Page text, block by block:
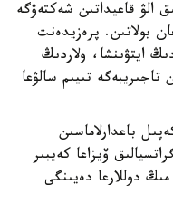
الۋ قاعيداتىن شەكتەۋگە
بولاتىن. پرەزيدەنت
ايتۋىنشا، ولاردىڭ
تىيىم سالۋعا
باعدارلاماسىن
ۆيزاعا كەيبىر
ءوتىنىش بەرۋشىلەر 100 مىڭنان 250 مىڭ دوللارعا دەيىنگى